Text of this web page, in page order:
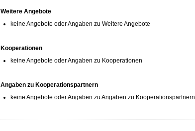
Weitere Angebote
keine Angebote oder Angaben zu Weitere Angebote
Kooperationen
keine Angebote oder Angaben zu Kooperationen
Angaben zu Kooperationspartnern
keine Angebote oder Angaben zu Angaben zu Kooperationspartnern